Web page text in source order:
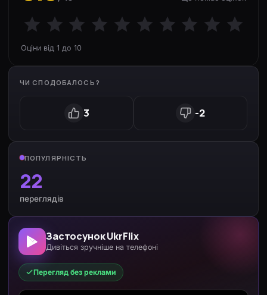
Оціни від 1 до 10
ЧИ СПОДОБАЛОСЬ?
3 -2
ПОПУЛЯРНІСТЬ
22
переглядів
Застосунок UkrFlix
Дивіться зручніше на телефоні
Перегляд без реклами